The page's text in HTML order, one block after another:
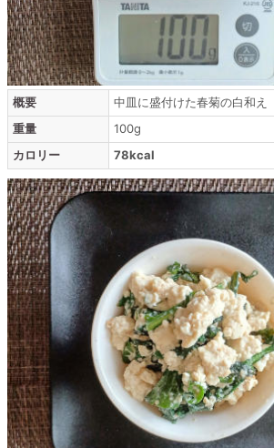
概要
中皿に盛付けた春菊の白和え
重量
100g
カロリー
78kcal